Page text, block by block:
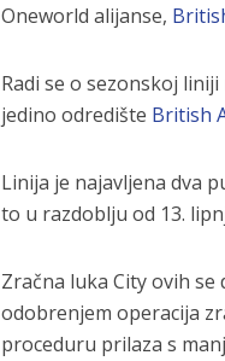
Oneworld alijanse,
Radi se o sezonskoj
jedino odredište British
Linija je najavljena dva
to u razdoblju od 13.
Zračna luka City ovih
odobrenjem operacija
proceduru prilaza s